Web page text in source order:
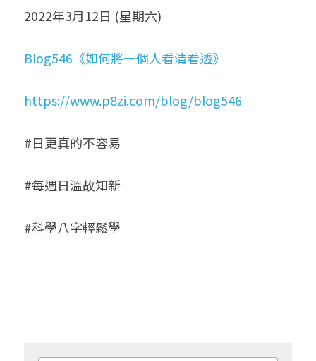
2022年3月12日 (星期六)
Blog546《如何將一個人看清看透》
https://www.p8zi.com/blog/blog546
#日更真的不容易
#每週日溫故知新
#科學八字輕鬆學